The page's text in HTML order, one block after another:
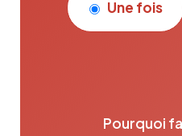
Une fois
Pourquoi